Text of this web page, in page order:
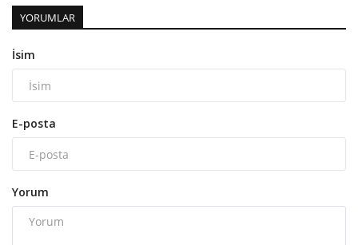
YORUMLAR
İsim
E-posta
Yorum